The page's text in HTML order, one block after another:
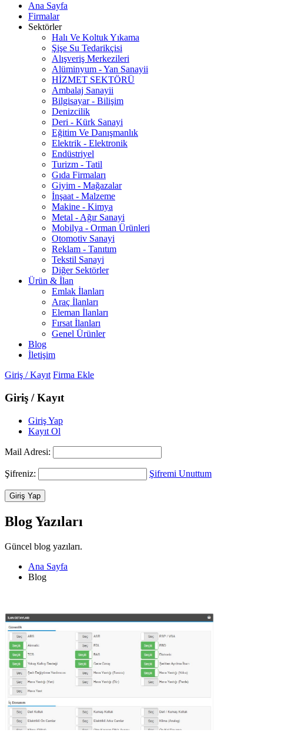
Ana Sayfa
Firmalar
Sektörler
Halı Ve Koltuk Yıkama
Şişe Su Tedarikçisi
Alışveriş Merkezileri
Alüminyum - Yan Sanayii
HİZMET SEKTÖRÜ
Ambalaj Sanayii
Bilgisayar - Bilişim
Denizcilik
Deri - Kürk Sanayi
Eğitim Ve Danışmanlık
Elektrik - Elektronik
Endüstriyel
Turizm - Tatil
Gıda Firmaları
Giyim - Mağazalar
İnşaat - Malzeme
Makine - Kimya
Metal - Ağır Sanayi
Mobilya - Orman Ürünleri
Otomotiv Sanayi
Reklam - Tanıtım
Tekstil Sanayi
Diğer Sektörler
Ürün & İlan
Emlak İlanları
Araç İlanları
Eleman İlanları
Fırsat İlanları
Genel Ürünler
Blog
İletişim
Giriş / Kayıt Firma Ekle
Giriş / Kayıt
Giriş Yap
Kayıt Ol
Mail Adresi:
Şifreniz: Şifremi Unuttum
Blog Yazıları
Güncel blog yazıları.
Ana Sayfa
Blog